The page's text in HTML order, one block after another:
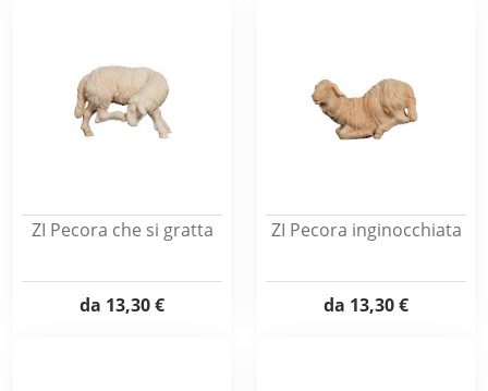
ZI Pecora che si gratta
da 13,30 €
ZI Pecora inginocchiata
da 13,30 €